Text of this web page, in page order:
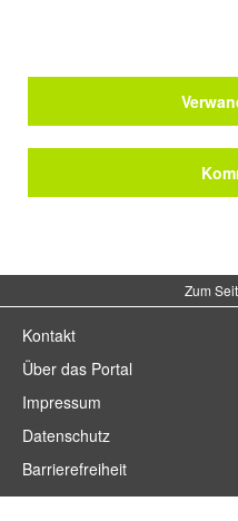
Zum
Kontakt
Über das Portal
Impressum
Datenschutz
Barrierefreiheit